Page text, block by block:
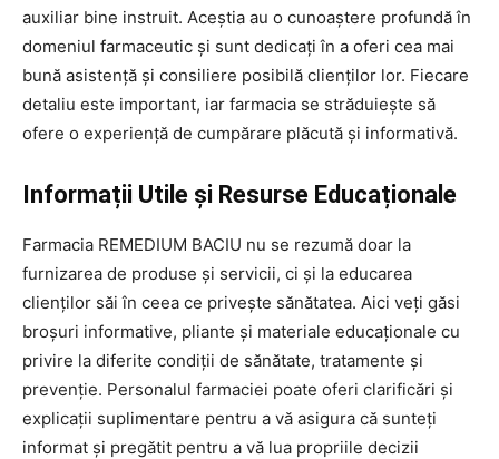
auxiliar bine instruit. Aceștia au o cunoaștere profundă în
domeniul farmaceutic și sunt dedicați în a oferi cea mai
bună asistență și consiliere posibilă clienților lor. Fiecare
detaliu este important, iar farmacia se străduiește să
ofere o experiență de cumpărare plăcută și informativă.
Informații Utile și Resurse Educaționale
Farmacia REMEDIUM BACIU nu se rezumă doar la
furnizarea de produse și servicii, ci și la educarea
clienților săi în ceea ce privește sănătatea. Aici veți găsi
broșuri informative, pliante și materiale educaționale cu
privire la diferite condiții de sănătate, tratamente și
prevenție. Personalul farmaciei poate oferi clarificări și
explicații suplimentare pentru a vă asigura că sunteți
informat și pregătit pentru a vă lua propriile decizii